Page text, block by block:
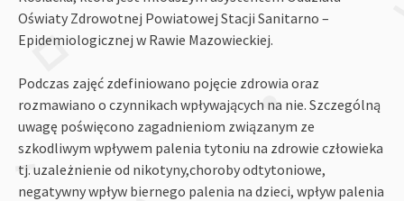
Oświaty Zdrowotnej Powiatowej Stacji Sanitarno –
Epidemiologicznej w Rawie Mazowieckiej.
Podczas zajęć zdefiniowano pojęcie zdrowia oraz
rozmawiano o czynnikach wpływających na nie. Szczególną
uwagę poświęcono zagadnieniom związanym ze
szkodliwym wpływem palenia tytoniu na zdrowie człowieka
tj. uzależnienie od nikotyny,choroby odtytoniowe,
negatywny wpływ biernego palenia na dzieci, wpływ palenia